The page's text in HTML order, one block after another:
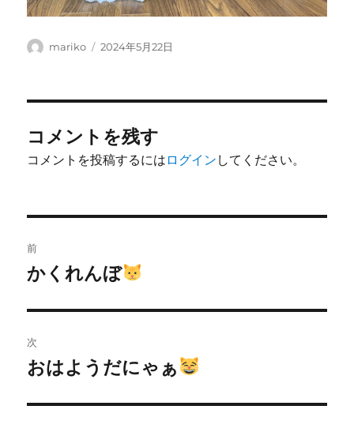
投
mariko
投
2024年5月22日
コメントを残す
コメントを投稿するには ログイン してください。
稿
ビ
ゲ
ー
前
前
投
稿:
かくれんぼ
次
次
投
おはようだにゃぁ